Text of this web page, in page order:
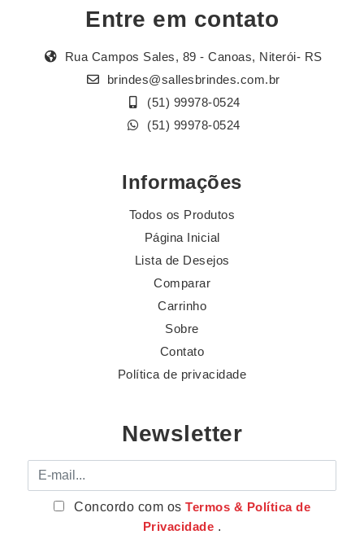
Entre em contato
Rua Campos Sales, 89 - Canoas, Niterói- RS
brindes@sallesbrindes.com.br
(51) 99978-0524
(51) 99978-0524
Informações
Todos os Produtos
Página Inicial
Lista de Desejos
Comparar
Carrinho
Sobre
Contato
Política de privacidade
Newsletter
E-mail
Concordo com osTermos & Política de
Privacidade .